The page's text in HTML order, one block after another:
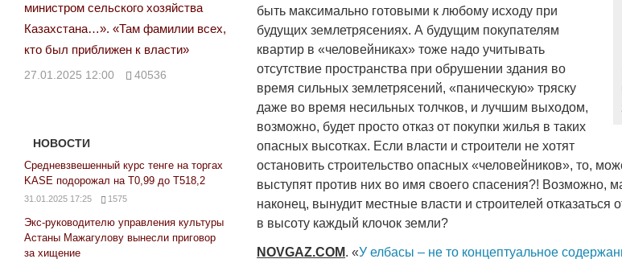
быть максимально готовыми к любому исходу при
будущих землетрясениях. А будущим покупателям
квартир в «человейниках» тоже надо учитывать
отсутствие пространства при обрушении здания во
время сильных землетрясений, «паническую» тряску
даже во время несильных толчков, и лучшим выходом,
возможно, будет просто отказ от покупки жилья в таких
опасных высотках. Если власти и строители не хотят
остановить строительство опасных «человейников», то,
выступят против них во имя своего спасения?! Возможно,
наконец, вынудит местные власти и строителей отказаться
в высоту каждый клочок земли?
NOVGAZ.COM. «У елбасы – не то концептуальное
министром сельского хозяйства
Казахстана…». «Там фамилии всех,
кто был приближен к власти»
27.01.2025 12:00 40536
НОВОСТИ
Средневзвешенный курс тенге на торгах
KASE подорожал на Т0,99 до Т518,2
31.01.2025 17:25 1575
Экс-руководителю управления культуры
Астаны Мажагулову вынесли приговор
за хищение